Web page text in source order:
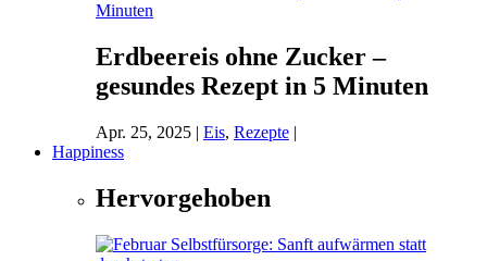
Erdbeereis ohne Zucker –
gesundes Rezept in 5 Minuten
Apr. 25, 2025 | Eis, Rezepte |
Happiness
Hervorgehoben